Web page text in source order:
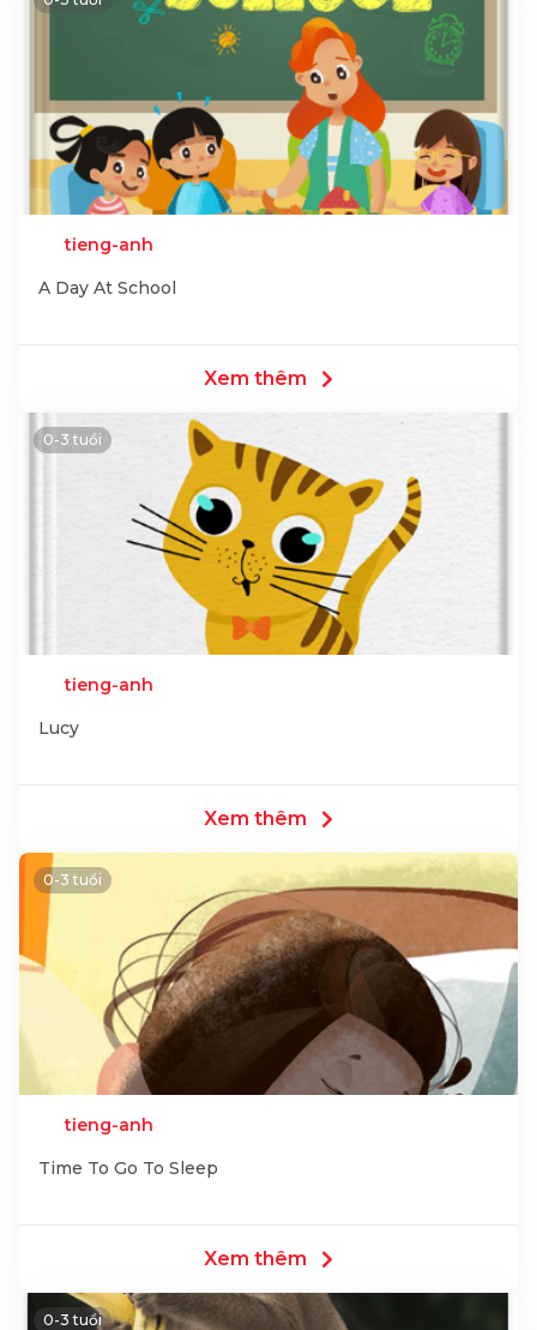
tieng-anh
A Day At School
Xem thêm
0-3 tuổi
tieng-anh
Lucy
Xem thêm
0-3 tuổi
tieng-anh
Time To Go To Sleep
Xem thêm
0-3 tuổi